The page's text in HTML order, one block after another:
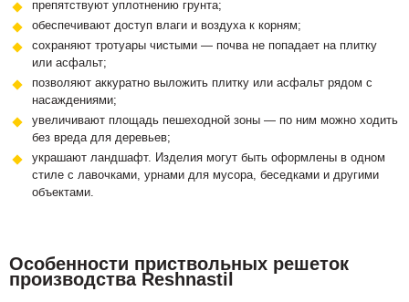
препятствуют уплотнению грунта;
обеспечивают доступ влаги и воздуха к корням;
сохраняют тротуары чистыми — почва не попадает на плитку
или асфальт;
позволяют аккуратно выложить плитку или асфальт рядом с
насаждениями;
увеличивают площадь пешеходной зоны — по ним можно ходить
без вреда для деревьев;
украшают ландшафт. Изделия могут быть оформлены в одном
стиле с лавочками, урнами для мусора, беседками и другими
объектами.
Особенности приствольных решеток
производства Reshnastil